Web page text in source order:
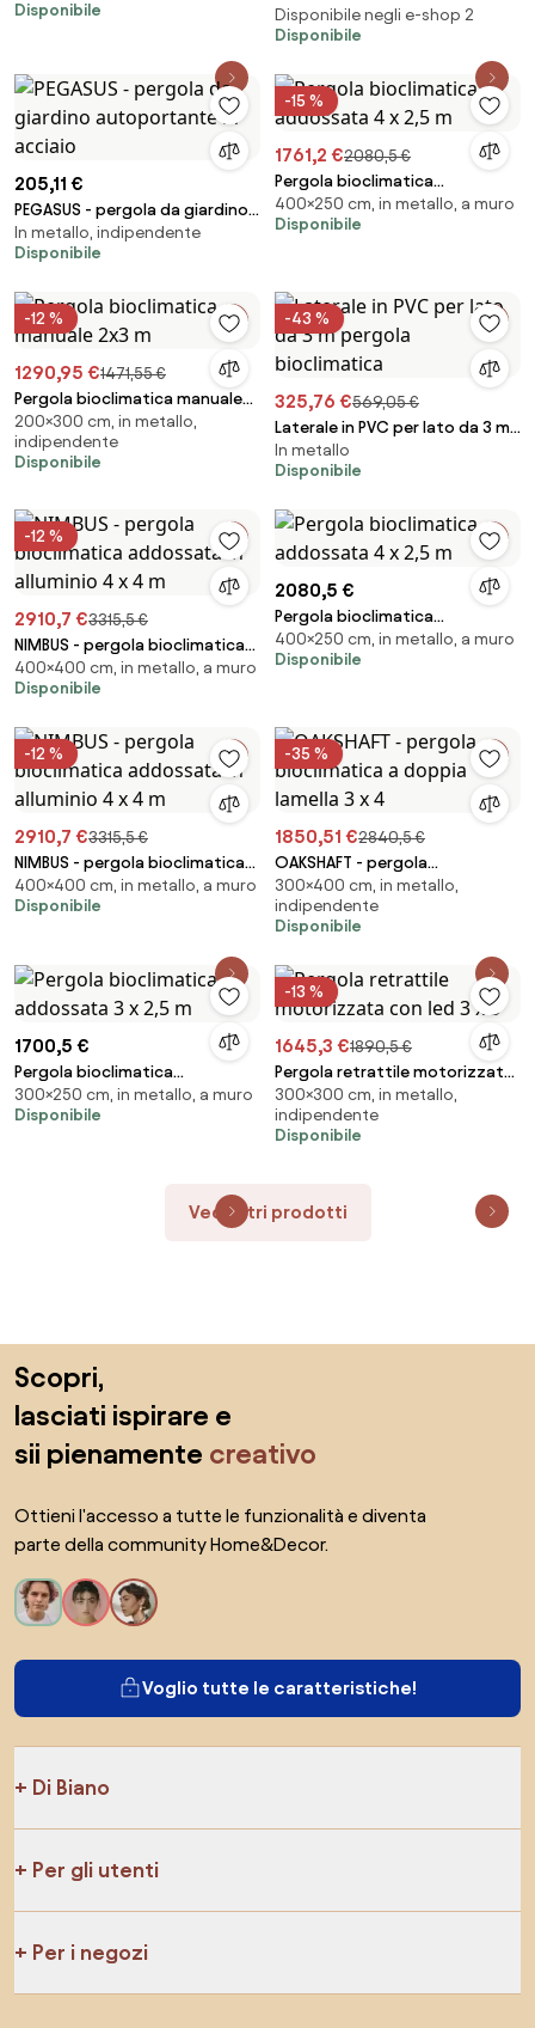
3,5 x 2,5 m
Disponibile
Disponibile negli e-shop 2
Disponibile
205,11 €
PEGASUS - pergola da giardino
autoportante in acciaio
In metallo, indipendente
Disponibile
-15 %
1761,2 €2080,5 €
Pergola bioclimatica
addossata 4 x 2,5 m
400×250 cm, in metallo, a muro
Disponibile
-12 %
1290,95 €1471,55 €
Pergola bioclimatica manuale
2x3 m
200×300 cm, in metallo,
indipendente
Disponibile
-43 %
325,76 €569,05 €
Laterale in PVC per lato da 3 m
pergola bioclimatica
In metallo
Disponibile
-12 %
2910,7 €3315,5 €
NIMBUS - pergola bioclimatica
addossata in alluminio 4 x 4 m
400×400 cm, in metallo, a muro
Disponibile
2080,5 €
Pergola bioclimatica
addossata 4 x 2,5 m
400×250 cm, in metallo, a muro
Disponibile
-12 %
2910,7 €3315,5 €
NIMBUS - pergola bioclimatica
addossata in alluminio 4 x 4 m
400×400 cm, in metallo, a muro
Disponibile
-35 %
1850,51 €2840,5 €
OAKSHAFT - pergola
bioclimatica a doppia lamella 3
x 4
300×400 cm, in metallo,
indipendente
Disponibile
1700,5 €
Pergola bioclimatica
addossata 3 x 2,5 m
300×250 cm, in metallo, a muro
Disponibile
-13 %
1645,3 €1890,5 €
Pergola retrattile motorizzata
con led 3 x 3
300×300 cm, in metallo,
indipendente
Disponibile
Vedi altri prodotti
Scopri,
lasciati ispirare e
sii pienamente creativo
Ottieni l'accesso a tutte le funzionalità e diventa
parte della community Home&Decor.
Voglio tutte le caratteristiche!
Di Biano
Per gli utenti
Per i negozi